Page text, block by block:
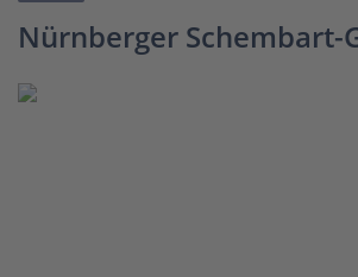
Nürnberger Schembart-